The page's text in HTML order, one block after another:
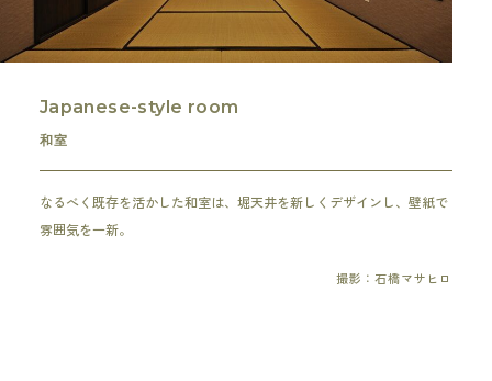
Japanese-style room
和室
なるべく既存を活かした和室は、堀天井を新しくデザインし、壁紙で
雰囲気を一新。
撮影：石橋マサヒロ